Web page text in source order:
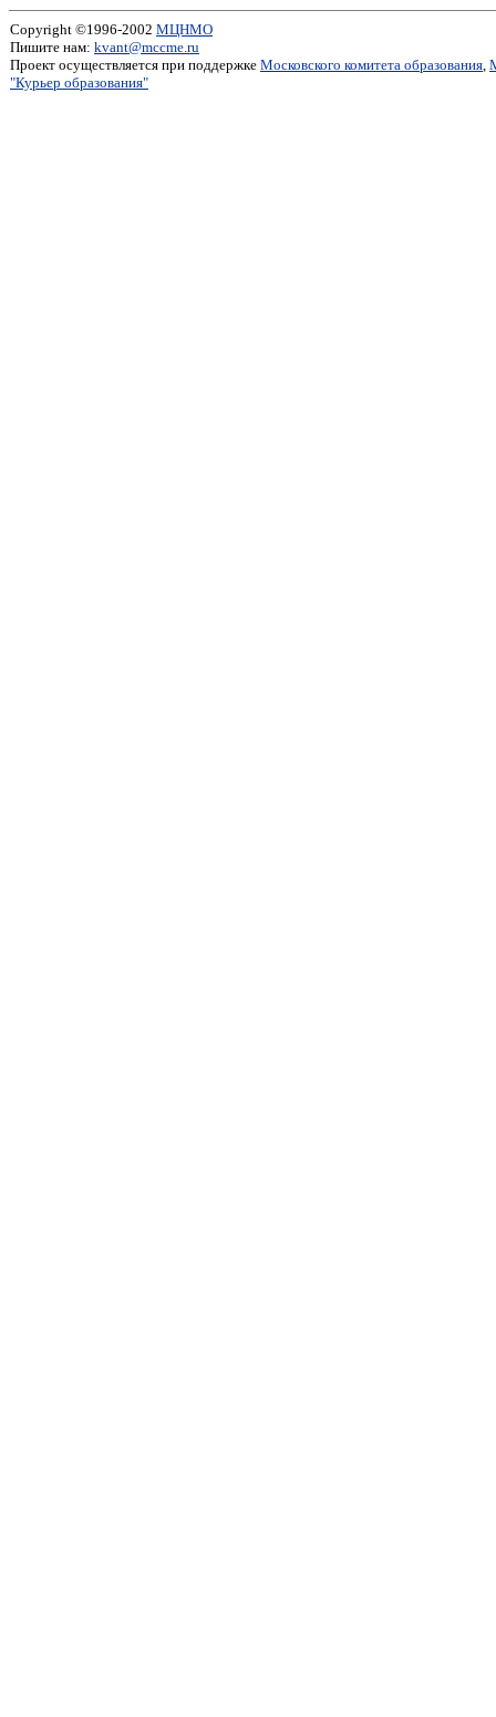
Copyright ©1996-2002 МЦНМО
Пишите нам: kvant@mccme.ru
Проект осуществляется при поддержке Московского комитета образования,
"Курьер образования"